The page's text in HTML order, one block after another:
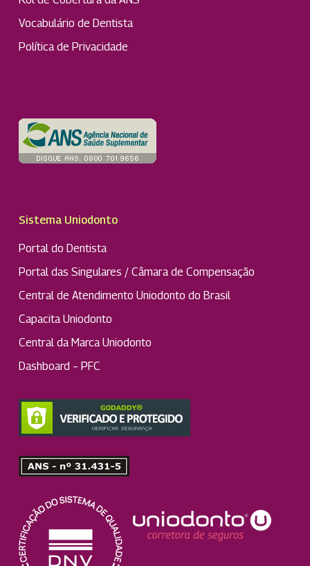
Vocabulário de Dentista
Política de Privacidade
Sistema Uniodonto
Portal do Dentista
Portal das Singulares / Câmara de Compensação
Central de Atendimento Uniodonto do Brasil
Capacita Uniodonto
Central da Marca Uniodonto
Dashboard – PFC